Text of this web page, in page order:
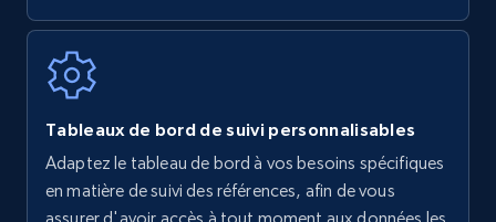
Walmart - products
URL, Final price, Sku, Currency, Gtin,
Specifications, Image urls, Top reviews, and
more.
Tableaux de bord de suivi personnalisables
Adaptez le tableau de bord à vos besoins spécifiques
en matière de suivi des références, afin de vous